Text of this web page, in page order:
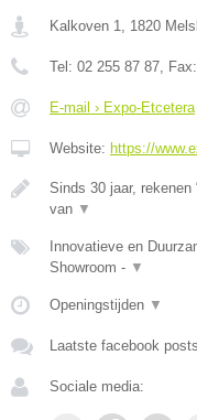
Kalkoven 1 1820
Tel: 02 255 87 87 , Fax:
E-mail › Expo-Etcetera
Website: https://
Sinds 30 jaar, rekenen
van ▼
Innovatieve en
Showroom - ▼
Openingstijden ▼
Laatste facebook posts
Sociale media: